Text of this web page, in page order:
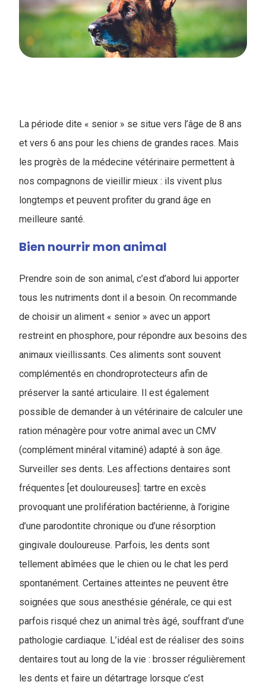
La période dite « senior » se situe vers l’âge de 8 ans
et vers 6 ans pour les chiens de grandes races. Mais
les progrès de la médecine vétérinaire permettent à
nos compagnons de vieillir mieux : ils vivent plus
longtemps et peuvent profiter du grand âge en
meilleure santé.
Bien nourrir mon animal
Prendre soin de son animal, c’est d’abord lui apporter
tous les nutriments dont il a besoin. On recommande
de choisir un aliment « senior » avec un apport
restreint en phosphore, pour répondre aux besoins des
animaux vieillissants. Ces aliments sont souvent
complémentés en chondroprotecteurs afin de
préserver la santé articulaire. Il est également
possible de demander à un vétérinaire de calculer une
ration ménagère pour votre animal avec un CMV
(complément minéral vitaminé) adapté à son âge.
Surveiller ses dents. Les affections dentaires sont
fréquentes [et douloureuses]: tartre en excès
provoquant une prolifération bactérienne, à l’origine
d’une parodontite chronique ou d’une résorption
gingivale douloureuse. Parfois, les dents sont
tellement abîmées que le chien ou le chat les perd
spontanément. Certaines atteintes ne peuvent être
soignées que sous anesthésie générale, ce qui est
parfois risqué chez un animal très âgé, souffrant d’une
pathologie cardiaque. L’idéal est de réaliser des soins
dentaires tout au long de la vie : brosser régulièrement
les dents et faire un détartrage lorsque c’est